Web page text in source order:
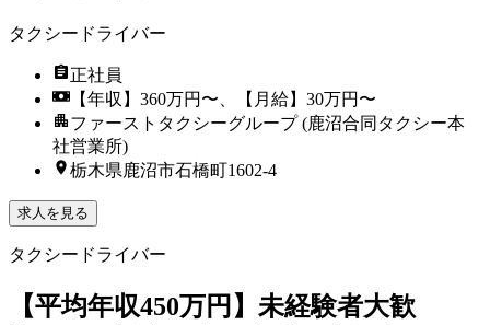
タクシードライバー
正社員
【年収】360万円〜、【月給】30万円〜
ファーストタクシーグループ (鹿沼合同タクシー本
社営業所)
栃木県鹿沼市石橋町1602-4
求人を見る
タクシードライバー
【平均年収450万円】未経験者大歓